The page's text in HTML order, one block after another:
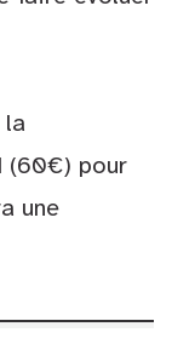
(60€) pour
une